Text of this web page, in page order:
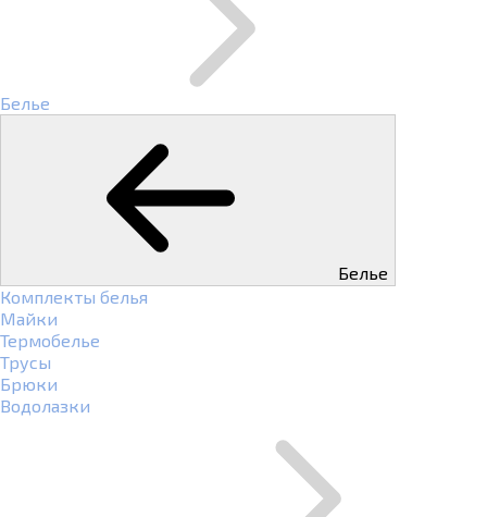
Белье
Белье
Комплекты белья
Майки
Термобелье
Трусы
Брюки
Водолазки